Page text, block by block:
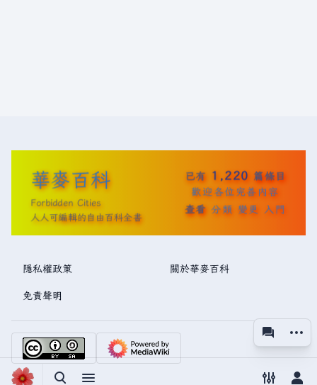
視圖
更多
華麥百科
Forbidden Cities
人人可編輯的自由百科全書
已有 1,220 篇條目
歡迎各位完善內容
查看 分類 變更 入門
隱私權政策 關於華麥百科
免責聲明